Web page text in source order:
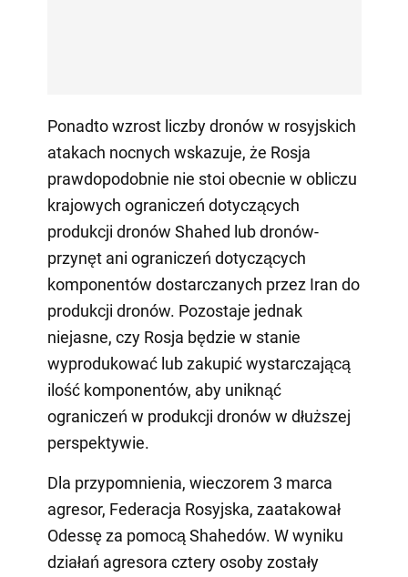
Ponadto wzrost liczby dronów w rosyjskich
atakach nocnych wskazuje, że Rosja
prawdopodobnie nie stoi obecnie w obliczu
krajowych ograniczeń dotyczących
produkcji dronów Shahed lub dronów-
przynęt ani ograniczeń dotyczących
komponentów dostarczanych przez Iran do
produkcji dronów. Pozostaje jednak
niejasne, czy Rosja będzie w stanie
wyprodukować lub zakupić wystarczającą
ilość komponentów, aby uniknąć
ograniczeń w produkcji dronów w dłuższej
perspektywie.
Dla przypomnienia, wieczorem 3 marca
agresor, Federacja Rosyjska, zaatakował
Odessę za pomocą Shahedów. W wyniku
działań agresora cztery osoby zostały